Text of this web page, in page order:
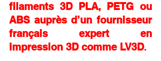
filaments 3D PLA, PETG ou
ABS auprès d’un fournisseur
français expert en
impression 3D comme LV3D.